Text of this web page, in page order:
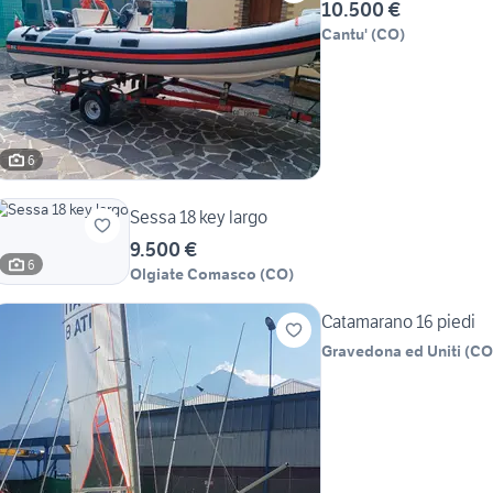
6
10.500 €
Cantu' (CO)
6
Sessa 18 key largo
9.500 €
Olgiate Comasco (CO)
Catamarano 16 piedi
Gravedona ed Uniti (CO